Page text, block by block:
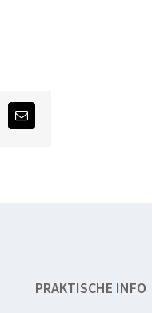
E-
mail
PRAKTISCHE INFO